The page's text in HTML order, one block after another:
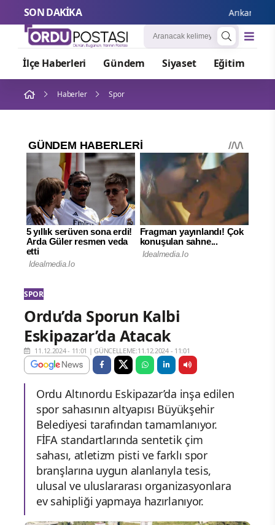
SON DAKİKA Arıkan:
İlçe Haberleri Gündem Siyaset Eğitim
Haberler Spor
SPOR
Ordu’da Sporun Kalbi
Eskipazar’da Atacak
11.12.2024 - 11:01 |GÜNCELLEME:11.12.2024 - 11:01
Ordu Altınordu Eskipazar’da inşa edilen
spor sahasının altyapısı Büyükşehir
Belediyesi tarafından tamamlanıyor.
FİFA standartlarında sentetik çim
sahası, atletizm pisti ve farklı spor
branşlarına uygun alanlarıyla tesis,
ulusal ve uluslararası organizasyonlara
ev sahipliği yapmaya hazırlanıyor.